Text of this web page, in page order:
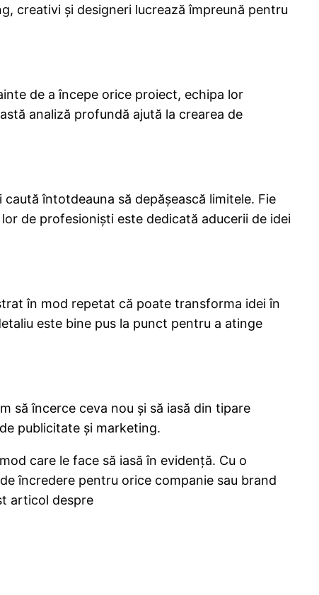
creativi și designeri lucrează împreună pentru
de a începe orice proiect, echipa lor
analiză profundă ajută la crearea de
întotdeauna să depășească limitele. Fie
de profesioniști este dedicată aducerii de idei
în mod repetat că poate transforma idei în
este bine pus la punct pentru a atinge
să încerce ceva nou și să iasă din tipare
publicitate și marketing.
care le face să iasă în evidență. Cu o
încredere pentru orice companie sau brand
articol despre